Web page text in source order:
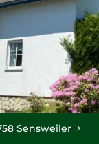
Sensweiler